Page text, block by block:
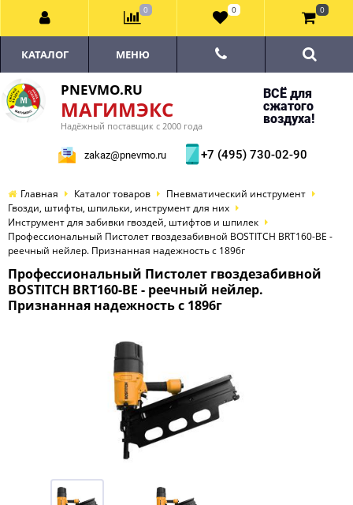
PNEVMO.RU
МАГИМЭКС
Надёжный поставщик с 2000 года
ВСЁ для
сжатого
воздуха!
zakaz@pnevmo.ru +7 (495) 730-02-90
КАТАЛОГ МЕНЮ
Главная Каталог товаров
Пневматический инструмент
Гвозди, штифты, шпильки, инструмент для них
Инструмент для забивки гвоздей, штифтов и шпилек
Профессиональный Пистолет гвоздезабивной BOSTITCH BRT160-BE -
реечный нейлер. Признанная надежность с 1896г
Профессиональный Пистолет гвоздезабивной
BOSTITCH BRT160-BE - реечный нейлер.
Признанная надежность с 1896г
0 0 0